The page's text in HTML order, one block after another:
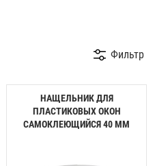
Фильтр
НАЩЕЛЬНИК ДЛЯ
ПЛАСТИКОВЫХ ОКОН
САМОКЛЕЮЩИЙСЯ 40 ММ